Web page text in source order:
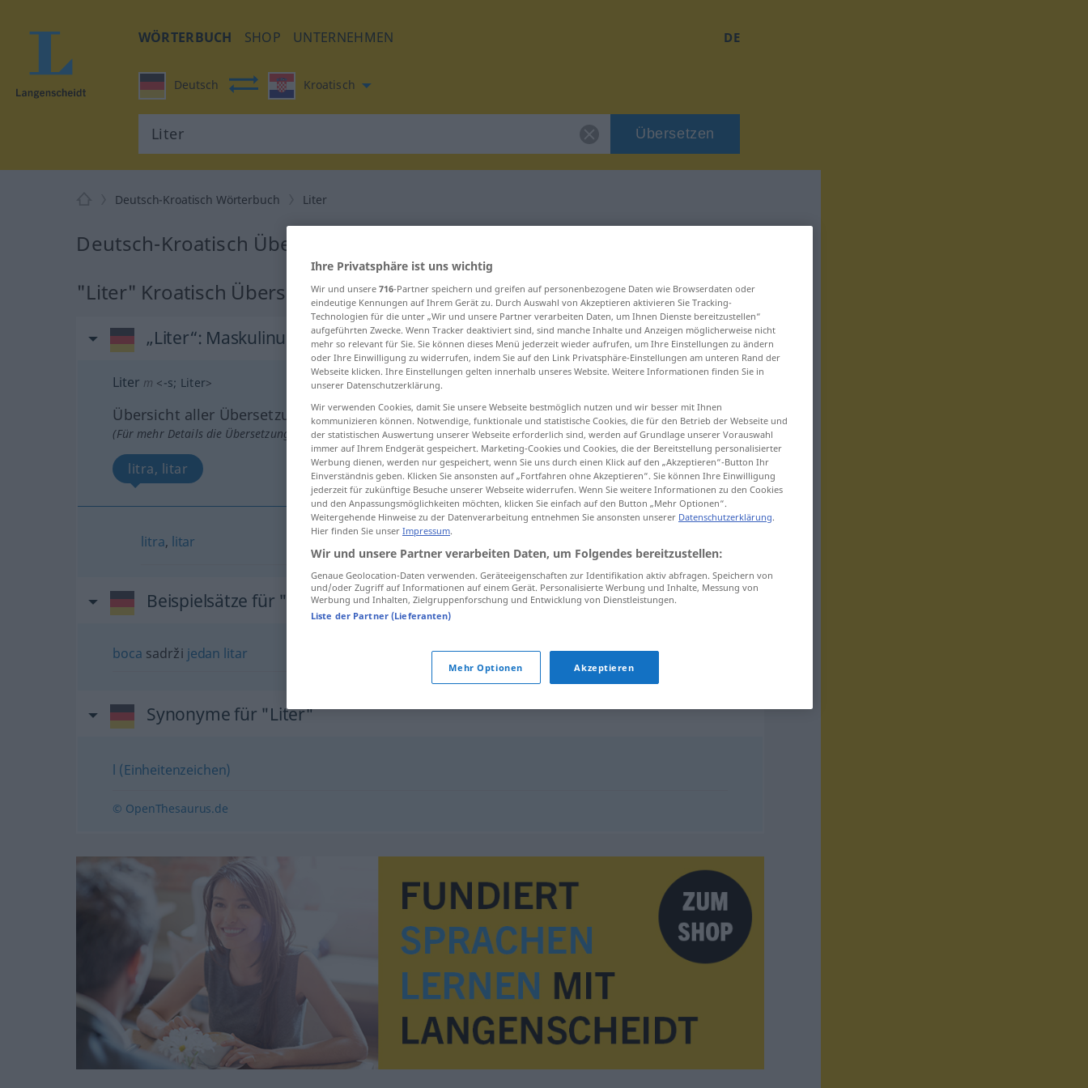
WÖRTERBUCH SHOP UNTERNEHMEN DE
Deutsch Kroatisch
Übersetzen
Deutsch-Kroatisch Wörterbuch Liter
Deutsch-Kroatisch Übersetzung für "Liter"
"Liter" Kroatisch Übersetzung
„Liter“: Maskulinum
Liter m <-s; Liter>
Übersicht aller Übersetzungen
(Für mehr Details die Übersetzung anklicken/antippen)
litra, litar
litra, litar
Beispielsätze für "Liter"
boca sadrži jedan litar in dieFlaschegeht ein Liter
Synonyme für "Liter"
l (Einheitenzeichen)
© OpenThesaurus.de
Ihre Privatsphäre ist uns wichtig
Wir und unsere 716-Partner speichern und greifen auf personenbezogene Daten wie Browserdaten oder
eindeutige Kennungen auf Ihrem Gerät zu. Durch Auswahl von Akzeptieren aktivieren Sie Tracking-
Technologien für die unter „Wir und unsere Partner verarbeiten Daten, um Ihnen Dienste bereitzustellen“
aufgeführten Zwecke. Wenn Tracker deaktiviert sind, sind manche Inhalte und Anzeigen möglicherweise nicht
mehr so relevant für Sie. Sie können dieses Menü jederzeit wieder aufrufen, um Ihre Einstellungen zu ändern
oder Ihre Einwilligung zu widerrufen, indem Sie auf den Link Privatsphäre-Einstellungen am unteren Rand der
Webseite klicken. Ihre Einstellungen gelten innerhalb unseres Website. Weitere Informationen finden Sie in
unserer Datenschutzerklärung.
Wir verwenden Cookies, damit Sie unsere Webseite bestmöglich nutzen und wir besser mit Ihnen
kommunizieren können. Notwendige, funktionale und statistische Cookies, die für den Betrieb der Webseite und
der statistischen Auswertung unserer Webseite erforderlich sind, werden auf Grundlage unserer Vorauswahl
immer auf Ihrem Endgerät gespeichert. Marketing-Cookies und Cookies, die der Bereitstellung personalisierter
Werbung dienen, werden nur gespeichert, wenn Sie uns durch einen Klick auf den „Akzeptieren“-Button Ihr
Einverständnis geben. Klicken Sie ansonsten auf „Fortfahren ohne Akzeptieren“. Sie können Ihre Einwilligung
jederzeit für zukünftige Besuche unserer Webseite widerrufen. Wenn Sie weitere Informationen zu den Cookies
und den Anpassungsmöglichkeiten möchten, klicken Sie einfach auf den Button „Mehr Optionen“.
Weitergehende Hinweise zu der Datenverarbeitung entnehmen Sie ansonsten unserer Datenschutzerklärung.
Hier finden Sie unser Impressum.
Wir und unsere Partner verarbeiten Daten, um Folgendes bereitzustellen:
Genaue Geolocation-Daten verwenden. Geräteeigenschaften zur Identifikation aktiv abfragen. Speichern von
und/oder Zugriff auf Informationen auf einem Gerät. Personalisierte Werbung und Inhalte, Messung von
Werbung und Inhalten, Zielgruppenforschung und Entwicklung von Dienstleistungen.
Liste der Partner (Lieferanten)
Mehr Optionen Akzeptieren